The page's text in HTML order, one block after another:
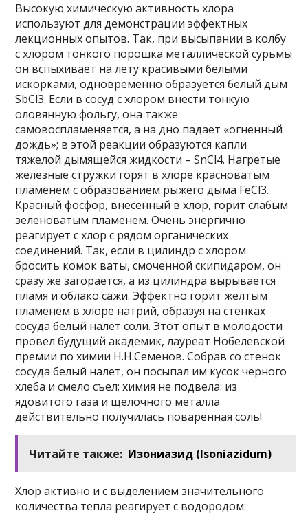
Высокую химическую активность хлора
используют для демонстрации эффектных
лекционных опытов. Так, при высыпании в колбу
с хлором тонкого порошка металлической сурьмы
он вспыхивает на лету красивыми белыми
искорками, одновременно образуется белый дым
SbCl3. Если в сосуд с хлором внести тонкую
оловянную фольгу, она также
самовоспламеняется, а на дно падает «огненный
дождь»; в этой реакции образуются капли
тяжелой дымящейся жидкости – SnCl4. Нагретые
железные стружки горят в хлоре красноватым
пламенем с образованием рыжего дыма FeCl3.
Красный фосфор, внесенный в хлор, горит слабым
зеленоватым пламенем. Очень энергично
реагирует с хлор с рядом органических
соединений. Так, если в цилиндр с хлором
бросить комок ваты, смоченной скипидаром, он
сразу же загорается, а из цилиндра вырывается
пламя и облако сажи. Эффектно горит желтым
пламенем в хлоре натрий, образуя на стенках
сосуда белый налет соли. Этот опыт в молодости
провел будущий академик, лауреат Нобелевской
премии по химии Н.Н.Семенов. Собрав со стенок
сосуда белый налет, он посыпал им кусок черного
хлеба и смело съел; химия не подвела: из
ядовитого газа и щелочного металла
действительно получилась поваренная соль!
Читайте также: Изониазид (Isoniazidum)
Хлор активно и с выделением значительного
количества тепла реагирует с водородом: